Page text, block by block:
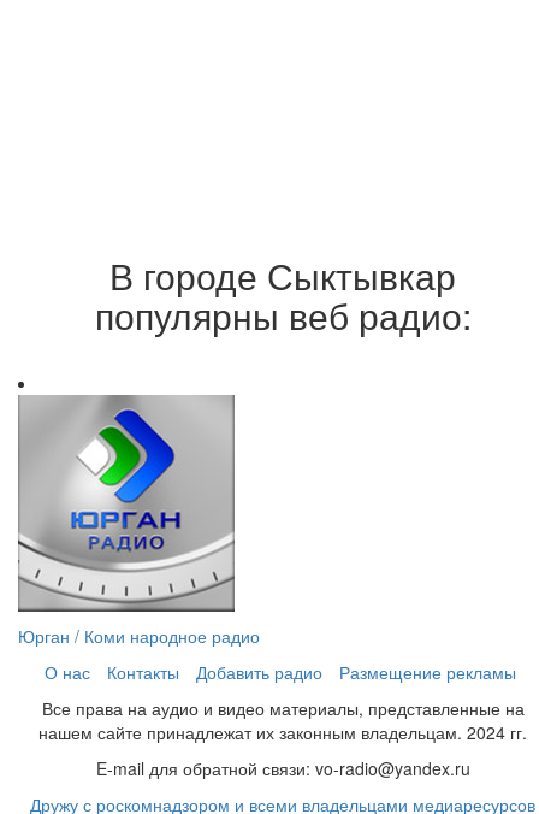
В городе Сыктывкар
популярны веб радио:
Юрган / Коми народное радио
О нас
Контакты Добавить радио
Размещение рекламы
Все права на аудио и видео материалы, представленные на
нашем сайте принадлежат их законным владельцам. 2024 гг.
E-mail для обратной связи: vo-radio@yandex.ru
Дружу с роскомнадзором и всеми владельцами медиаресурсов